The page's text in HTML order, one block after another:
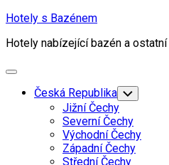
Skip
content
Hotely s Bazénem
Hotely nabízející bazén a
Expand
Česká Republika Toggle
Child
Menu
Jižní Čechy
Severní Čechy
Východní Čechy
Západní Čechy
Střední Čechy